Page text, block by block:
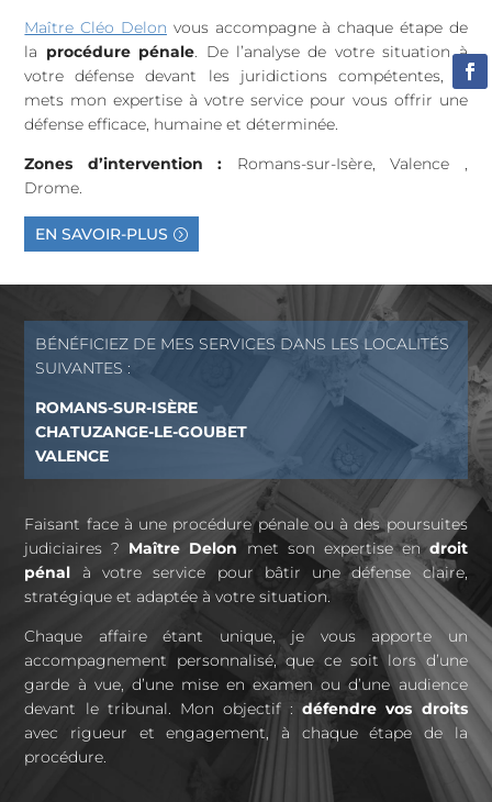
Maître Cléo Delon vous accompagne à chaque étape de
la procédure pénale. De l’analyse de votre situation à
votre défense devant les juridictions compétentes, je
mets mon expertise à votre service pour vous offrir une
défense efficace, humaine et déterminée.
Zones d’intervention :
Romans-sur-Isère,Valence ,
Drome.
EN SAVOIR-PLUS
BÉNÉFICIEZ DE MES SERVICES DANS LES LOCALITÉS
SUIVANTES :
ROMANS-SUR-ISÈRE
CHATUZANGE-LE-GOUBET
VALENCE
Faisant face à une procédure pénale ou à des poursuites
judiciaires ? Maître Delon met son expertise endroit
pénal à votre service pour bâtir une défense claire,
stratégique et adaptée à votre situation.
Chaque affaire étant unique, je vous apporte un
accompagnement personnalisé, que ce soit lors d’une
garde à vue, d’une mise en examen ou d’une audience
devant le tribunal. Mon objectif :défendre vos droits
avec rigueur et engagement, à chaque étape de la
procédure.